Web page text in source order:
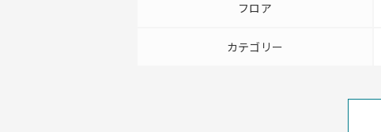
フロア
カテゴリー